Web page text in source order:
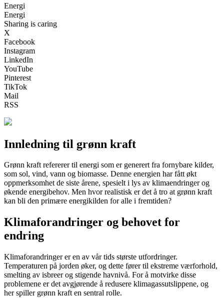
Energi
Energi
Sharing is caring
X
Facebook
Instagram
LinkedIn
YouTube
Pinterest
TikTok
Mail
RSS
Innledning til grønn kraft
Grønn kraft refererer til energi som er generert fra fornybare kilder,
som sol, vind, vann og biomasse. Denne energien har fått økt
oppmerksomhet de siste årene, spesielt i lys av klimaendringer og
økende energibehov. Men hvor realistisk er det å tro at grønn kraft
kan bli den primære energikilden for alle i fremtiden?
Klimaforandringer og behovet for
endring
Klimaforandringer er en av vår tids største utfordringer.
Temperaturen på jorden øker, og dette fører til ekstreme værforhold,
smelting av isbreer og stigende havnivå. For å motvirke disse
problemene er det avgjørende å redusere klimagassutslippene, og
her spiller grønn kraft en sentral rolle.